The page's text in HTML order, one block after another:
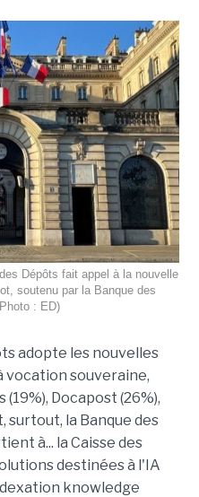
Dépôts fait appel à la nouvelle
soutenu par la Banque des
: ED)
adopte les nouvelles
vocation souveraine,
Docapost (26%),
surtout, la Banque des
à... la Caisse des
destinées à l'IA
knowledge